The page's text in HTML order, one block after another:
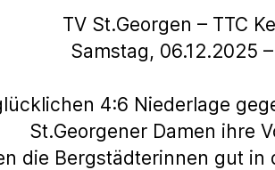
TV St.Georgen – TTC
Samstag, 06.12.2025
4:6 Niederlage
St.Georgener Damen ihre
die Bergstädterinnen gut in